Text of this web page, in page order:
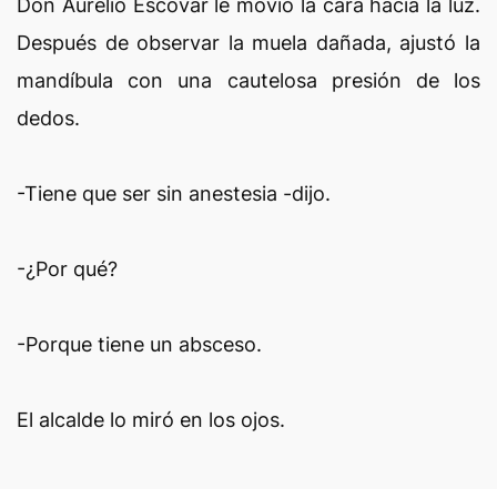
Don Aurelio Escovar le movió la cara hacia la luz.
Después de observar la muela dañada, ajustó la
mandíbula con una cautelosa presión de los
dedos.
-Tiene que ser sin anestesia -dijo.
-¿Por qué?
-Porque tiene un absceso.
El alcalde lo miró en los ojos.